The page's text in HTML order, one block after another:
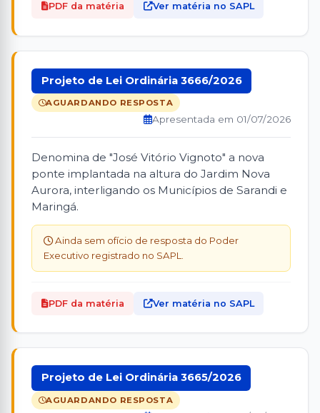
PDF da matéria Ver matéria no SAPL
Projeto de Lei Ordinária 3666/2026
AGUARDANDO RESPOSTA
Apresentada em 01/07/2026
Denomina de "José Vitório Vignoto" a nova
ponte implantada na altura do Jardim Nova
Aurora, interligando os Municípios de Sarandi e
Maringá.
Ainda sem ofício de resposta do Poder
Executivo registrado no SAPL.
PDF da matéria Ver matéria no SAPL
Projeto de Lei Ordinária 3665/2026
AGUARDANDO RESPOSTA